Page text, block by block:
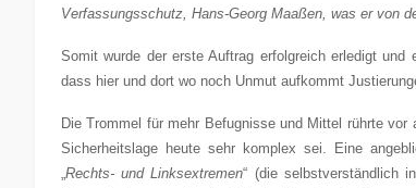
Verfassungsschutz, Hans-Georg Maaßen, was er von
Somit wurde der erste Auftrag erfolgreich erledigt
dass hier und dort wo noch Unmut aufkommt
Die Trommel für mehr Befugnisse und Mittel rührte
Sicherheitslage heute sehr komplex sei. Eine
Rechts- und Linksextremen“ (die selbstverständlich